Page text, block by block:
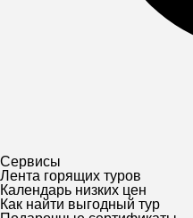
Сервисы
Лента горящих туров
Календарь низких цен
Как найти выгодный тур